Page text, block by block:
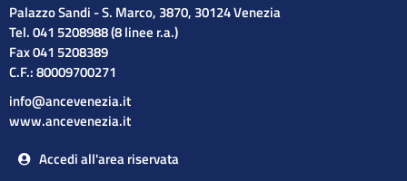
Palazzo Sandi - S. Marco, 3870, 30124 Venezia
Tel. 041 5208988 (8 linee r.a.)
Fax 041 5208389
C.F.: 80009700271
info@ancevenezia.it
www.ancevenezia.it
Accedi all'area riservata